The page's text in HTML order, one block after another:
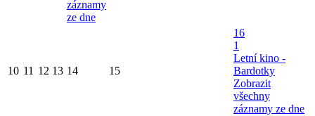
záznamy
ze dne
10 11 12 13 14 15
16
1
Letní kino -
Bardotky
Zobrazit
všechny
záznamy ze dne